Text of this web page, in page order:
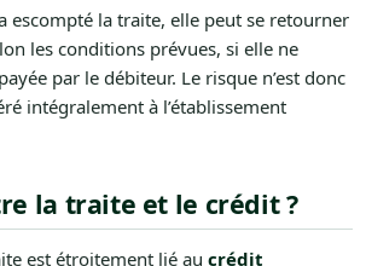
escompté la traite, elle peut se retourner
les conditions prévues, si elle ne
par le débiteur. Le risque n’est donc
intégralement à l’établissement
la traite et le crédit ?
est étroitement lié au crédit